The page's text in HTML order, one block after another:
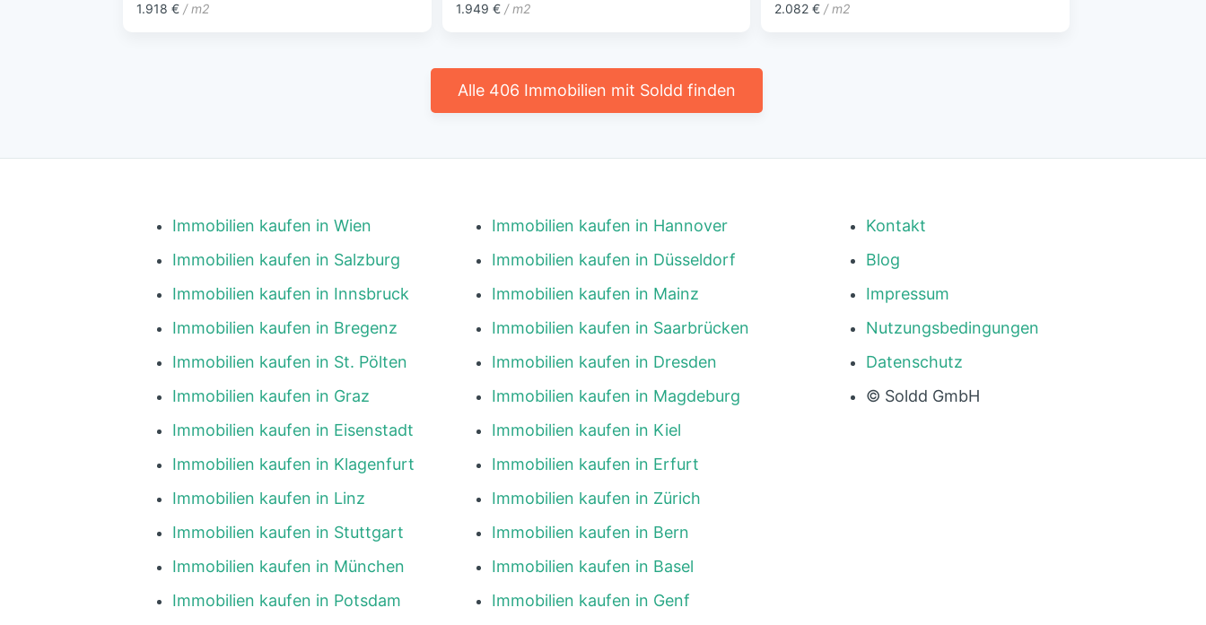
1.918 € / m2 1.949 €/ m2 2.082 € / m2
Alle 406 Immobilien mit Soldd finden
Immobilien kaufen in Wien
Immobilien kaufen in Salzburg
Immobilien kaufen in Innsbruck
Immobilien kaufen in Bregenz
Immobilien kaufen in St. Pölten
Immobilien kaufen in Graz
Immobilien kaufen in Eisenstadt
Immobilien kaufen in Klagenfurt
Immobilien kaufen in Linz
Immobilien kaufen in Stuttgart
Immobilien kaufen in München
Immobilien kaufen in Potsdam
Immobilien kaufen in Hannover
Immobilien kaufen in Düsseldorf
Immobilien kaufen in Mainz
Immobilien kaufen in Saarbrücken
Immobilien kaufen in Dresden
Immobilien kaufen in Magdeburg
Immobilien kaufen in Kiel
Immobilien kaufen in Erfurt
Immobilien kaufen in Zürich
Immobilien kaufen in Bern
Immobilien kaufen in Basel
Immobilien kaufen in Genf
Kontakt
Blog
Impressum
Nutzungsbedingungen
Datenschutz
© Soldd GmbH